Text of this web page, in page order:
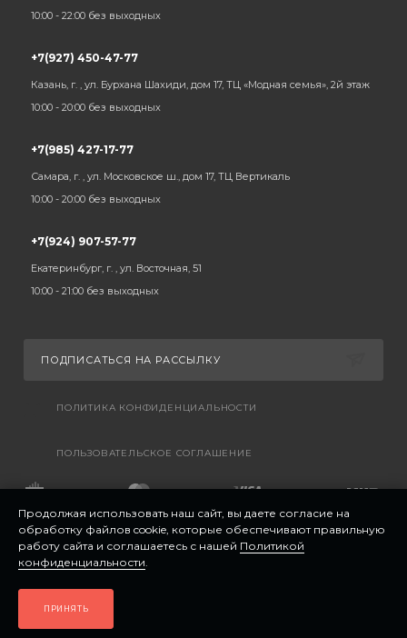
10:00 - 22:00 без выходных
+7(927) 450-47-77
Казань, г. , ул. Бурхана Шахиди, дом 17, ТЦ «Модная семья», 2й этаж
10:00 - 20:00 без выходных
+7(985) 427-17-77
Самара, г. , ул. Московское ш., дом 17, ТЦ Вертикаль
10:00 - 20:00 без выходных
+7(924) 907-57-77
Екатеринбург, г. , ул. Восточная, 51
10:00 - 21:00 без выходных
ПОДПИСАТЬСЯ НА РАССЫЛКУ
ПОЛИТИКА КОНФИДЕНЦИАЛЬНОСТИ
ПОЛЬЗОВАТЕЛЬСКОЕ СОГЛАШЕНИЕ
Продолжая использовать наш сайт, вы даете согласие на
обработку файлов cookie, которые обеспечивают правильную
работу сайта и соглашаетесь с нашей Политикой
конфиденциальности.
ПРИНЯТЬ